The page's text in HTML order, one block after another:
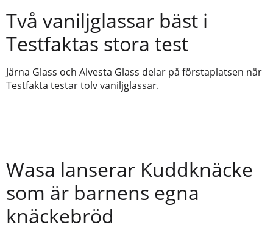
Två vaniljglassar bäst i
Testfaktas stora test
Järna Glass och Alvesta Glass delar på förstaplatsen när
Testfakta testar tolv vaniljglassar.
Wasa lanserar Kuddknäcke
som är barnens egna
knäckebröd